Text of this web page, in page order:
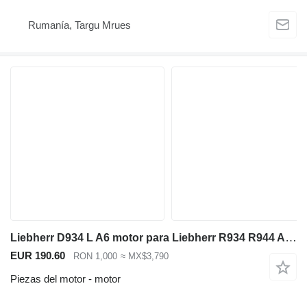
Rumanía, Targu Mrues
Liebherr D934 L A6 motor para Liebherr R934 R944 A934 A944 maquinaria de construcción
EUR 190.60 RON 1,000 ≈ MX$3,790
Piezas del motor - motor